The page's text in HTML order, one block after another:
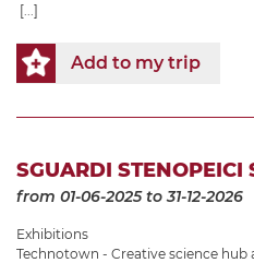
[...]
Add to my trip
SGUARDI
from 01-06-2025to 31-12-2026
Exhibitions
Technotown - Creative science hub